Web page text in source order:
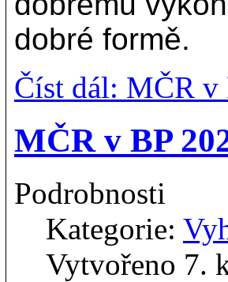
dobré formě.
Číst dál: MČR v
MČR v BP
Podrobnosti
Kategorie:
Vytvořeno 7.